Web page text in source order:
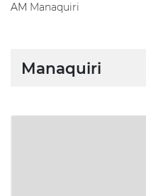
AM Manaquiri
Manaquiri